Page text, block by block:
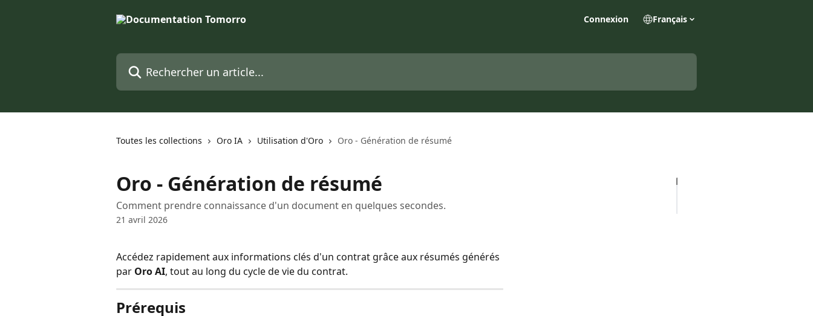
Connexion Français
Rechercher un article...
Toutes les collections Oro IA Utilisation d'Oro Oro - Génération de résumé
Oro - Génération de résumé
Comment prendre connaissance d'un document en quelques secondes.
21 avril 2026
Accédez rapidement aux informations clés d'un contrat grâce aux résumés générés
par Oro AI, tout au long du cycle de vie du contrat.
Prérequis